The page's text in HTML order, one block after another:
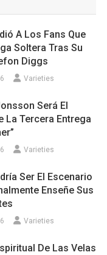
A Los Fans Que
Soltera Tras Su
Diggs
Varieties
Será El
La Tercera Entrega
Varieties
Ser El Escenario
Enseñe Sus
Varieties
De Las Velas